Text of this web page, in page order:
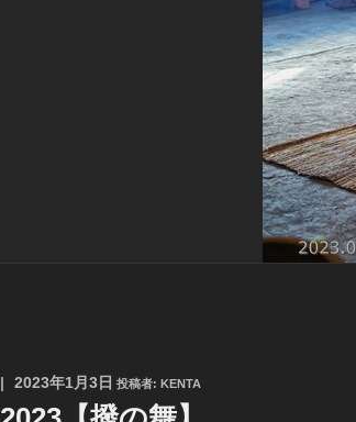
投
稿
2023年1月3日 投稿者: KENTA